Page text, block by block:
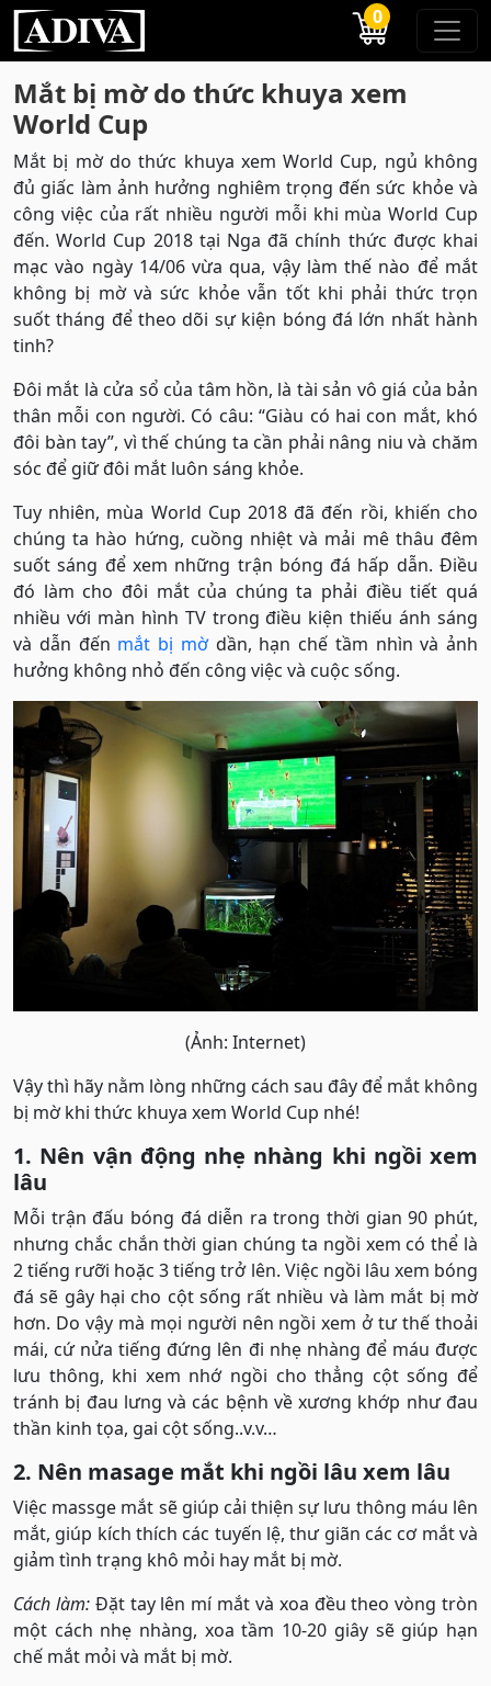
0
Mắt bị mờ do thức khuya xem
World Cup
Mắt bị mờ do thức khuya xem World Cup, ngủ không
đủ giấc làm ảnh hưởng nghiêm trọng đến sức khỏe và
công việc của rất nhiều người mỗi khi mùa World Cup
đến. World Cup 2018 tại Nga đã chính thức được khai
mạc vào ngày 14/06 vừa qua, vậy làm thế nào để mắt
không bị mờ và sức khỏe vẫn tốt khi phải thức trọn
suốt tháng để theo dõi sự kiện bóng đá lớn nhất hành
tinh?
Đôi mắt là cửa sổ của tâm hồn, là tài sản vô giá của bản
thân mỗi con người. Có câu: “Giàu có hai con mắt, khó
đôi bàn tay”, vì thế chúng ta cần phải nâng niu và chăm
sóc để giữ đôi mắt luôn sáng khỏe.
Tuy nhiên, mùa World Cup 2018 đã đến rồi, khiến cho
chúng ta hào hứng, cuồng nhiệt và mải mê thâu đêm
suốt sáng để xem những trận bóng đá hấp dẫn. Điều
đó làm cho đôi mắt của chúng ta phải điều tiết quá
nhiều với màn hình TV trong điều kiện thiếu ánh sáng
và dẫn đến mắt bị mờdần, hạn chế tầm nhìn và ảnh
hưởng không nhỏ đến công việc và cuộc sống.
(Ảnh: Internet)
Vậy thì hãy nằm lòng những cách sau đây để mắt không
bị mờ khi thức khuya xem World Cup nhé!
1. Nên vận động nhẹ nhàng khi ngồi xem
lâu
Mỗi trận đấu bóng đá diễn ra trong thời gian 90 phút,
nhưng chắc chắn thời gian chúng ta ngồi xem có thể là
2 tiếng rưỡi hoặc 3 tiếng trở lên. Việc ngồi lâu xem bóng
đá sẽ gây hại cho cột sống rất nhiều và làm mắt bị mờ
hơn. Do vậy mà mọi người nên ngồi xem ở tư thế thoải
mái, cứ nửa tiếng đứng lên đi nhẹ nhàng để máu được
lưu thông, khi xem nhớ ngồi cho thẳng cột sống để
tránh bị đau lưng và các bệnh về xương khớp như đau
thần kinh tọa, gai cột sống..v.v…
2. Nên masage mắt khi ngồi lâu xem lâu
Việc massge mắt sẽ giúp cải thiện sự lưu thông máu lên
mắt, giúp kích thích các tuyến lệ, thư giãn các cơ mắt và
giảm tình trạng khô mỏi hay mắt bị mờ.
Cách làm:Đặt tay lên mí mắt và xoa đều theo vòng tròn
một cách nhẹ nhàng, xoa tầm 10-20 giây sẽ giúp hạn
chế mắt mỏi và mắt bị mờ.